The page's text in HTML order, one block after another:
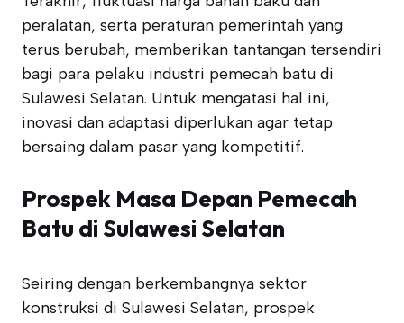
peralatan, serta peraturan pemerintah yang
terus berubah, memberikan tantangan tersendiri
bagi para pelaku industri pemecah batu di
Sulawesi Selatan. Untuk mengatasi hal ini,
inovasi dan adaptasi diperlukan agar tetap
bersaing dalam pasar yang kompetitif.
Prospek Masa Depan Pemecah
Batu di Sulawesi Selatan
Seiring dengan berkembangnya sektor
konstruksi di Sulawesi Selatan, prospek